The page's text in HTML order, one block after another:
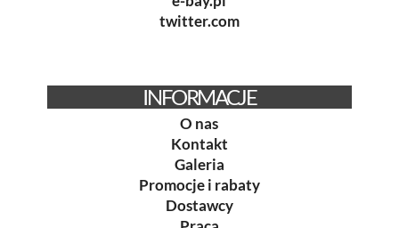
twitter.com
INFORMACJE
O nas
Kontakt
Galeria
Promocje i rabaty
Dostawcy